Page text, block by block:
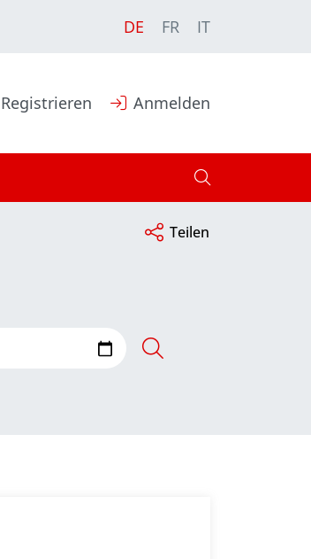
DE FR IT
Registrieren Anmelden
Teilen